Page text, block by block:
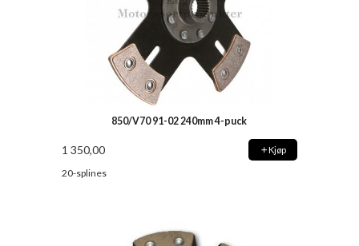
850/V70 91-02 240mm 4-puck
1 350,00 Kjøp
20-splines